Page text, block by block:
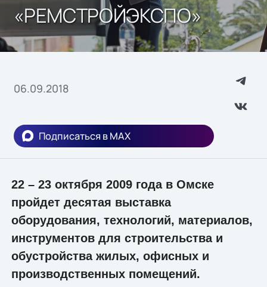
«РЕМСТРОЙЭКСПО»
06.09.2018
Подписаться в MAX
22 – 23 октября 2009 года в Омске
пройдет десятая выставка
оборудования, технологий, материалов,
инструментов для строительства и
обустройства жилых, офисных и
производственных помещений.